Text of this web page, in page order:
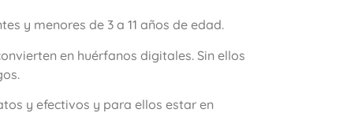
y menores de 3 a 11 años de edad.
en huérfanos digitales. Sin ellos
y efectivos y para ellos estar en